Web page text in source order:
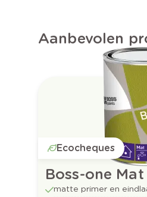
Aanbevolen
Ecocheques
Boss-one Mat
matte primer en